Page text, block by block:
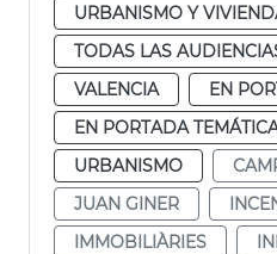
URBANISMO Y
TODAS LAS
VALENCIA
EN
EN PORTADA
URBANISMO
JUAN GINER
IMMOBILIÀRIES